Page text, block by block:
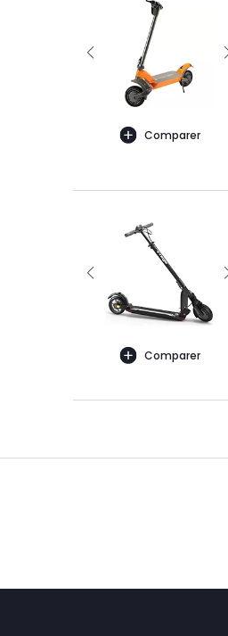
Comparer
Comparer